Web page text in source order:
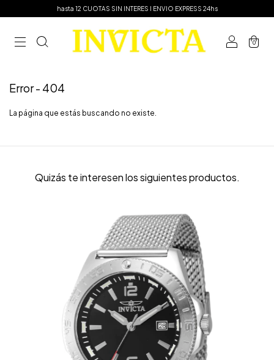
hasta 12 CUOTAS SIN INTERES I ENVIO EXPRESS 24hs
0
Error - 404
La página que estás buscando no existe.
Quizás te interesen los siguientes productos.